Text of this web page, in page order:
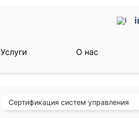
Услуги О нас
Сертификация систем управления